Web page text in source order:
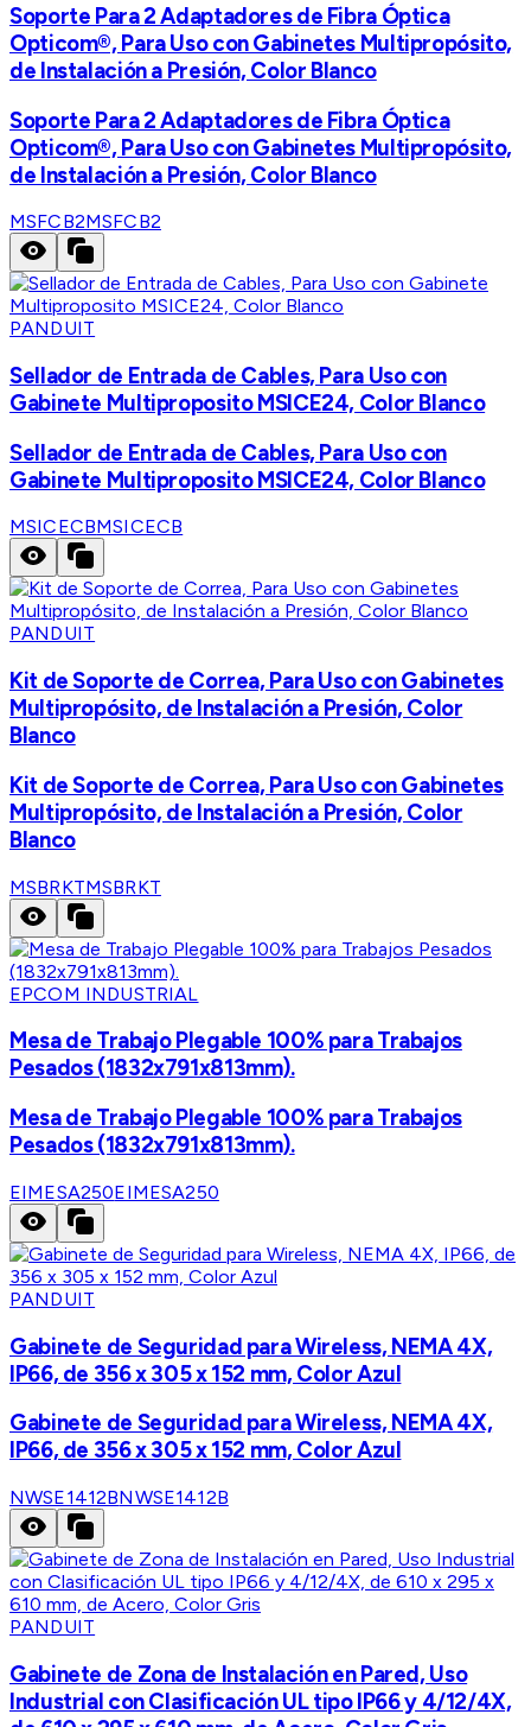
Soporte Para 2 Adaptadores de Fibra Óptica
Opticom®, Para Uso con Gabinetes Multipropósito,
de Instalación a Presión, Color Blanco
Soporte Para 2 Adaptadores de Fibra Óptica
Opticom®, Para Uso con Gabinetes Multipropósito,
de Instalación a Presión, Color Blanco
MSFCB2MSFCB2
PANDUIT
Sellador de Entrada de Cables, Para Uso con
Gabinete Multiproposito MSICE24, Color Blanco
Sellador de Entrada de Cables, Para Uso con
Gabinete Multiproposito MSICE24, Color Blanco
MSICECBMSICECB
PANDUIT
Kit de Soporte de Correa, Para Uso con Gabinetes
Multipropósito, de Instalación a Presión, Color
Blanco
Kit de Soporte de Correa, Para Uso con Gabinetes
Multipropósito, de Instalación a Presión, Color
Blanco
MSBRKTMSBRKT
EPCOM INDUSTRIAL
Mesa de Trabajo Plegable 100% para Trabajos
Pesados (1832x791x813mm).
Mesa de Trabajo Plegable 100% para Trabajos
Pesados (1832x791x813mm).
EIMESA250EIMESA250
PANDUIT
Gabinete de Seguridad para Wireless, NEMA 4X,
IP66, de 356 x 305 x 152 mm, Color Azul
Gabinete de Seguridad para Wireless, NEMA 4X,
IP66, de 356 x 305 x 152 mm, Color Azul
NWSE1412BNWSE1412B
PANDUIT
Gabinete de Zona de Instalación en Pared, Uso
Industrial con Clasificación UL tipo IP66 y 4/12/4X,